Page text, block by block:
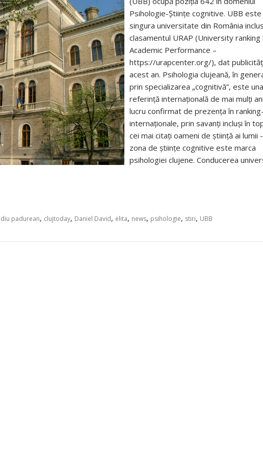
Psihologie-Științe cognitive. UBB este
singura universitate din România
clasamentul URAP (University ranking
Academic Performance –
https://urapcenter.org/), dat
acest an. Psihologia clujeană, în
prin specializarea „cognitivă”, este
referință internațională de mai mulți
lucru confirmat de prezența în
internaționale, prin savanți incluși în
cei mai citați oameni de știință ai lumii
zona de științe cognitive este marca
psihologiei clujene. Conducerea
padurean, clujtoday, Daniel David, elita, news, psihologie, stiri, UBB